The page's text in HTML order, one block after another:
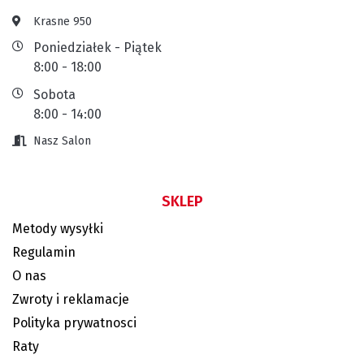
Krasne 950
Poniedziałek - Piątek
8:00 - 18:00
Sobota
8:00 - 14:00
Nasz Salon
SKLEP
Metody wysyłki
Regulamin
O nas
Zwroty i reklamacje
Polityka prywatnosci
Raty